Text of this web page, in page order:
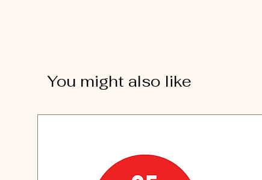
You might also like